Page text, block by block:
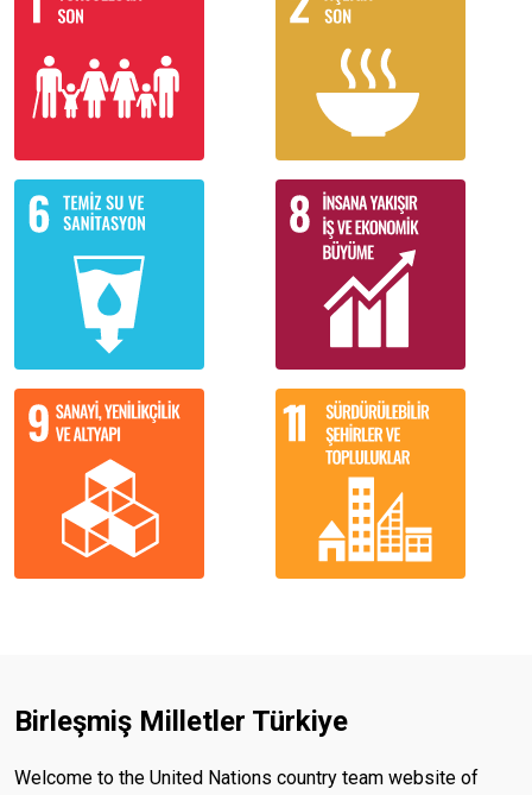
Birleşmiş Milletler Türkiye
Welcome to the United Nations country team website of